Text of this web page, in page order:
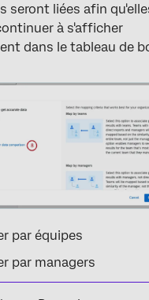
seront liées afin
à s'afficher
dans le tableau de
par équipes
par managers